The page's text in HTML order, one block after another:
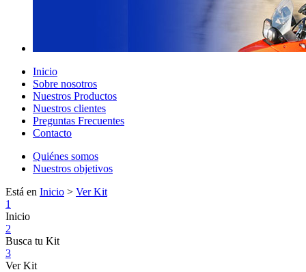
Inicio
Sobre nosotros
Nuestros Productos
Nuestros clientes
Preguntas Frecuentes
Contacto
Quiénes somos
Nuestros objetivos
Está en Inicio > Ver Kit
1
Inicio
2
Busca tu Kit
3
Ver Kit